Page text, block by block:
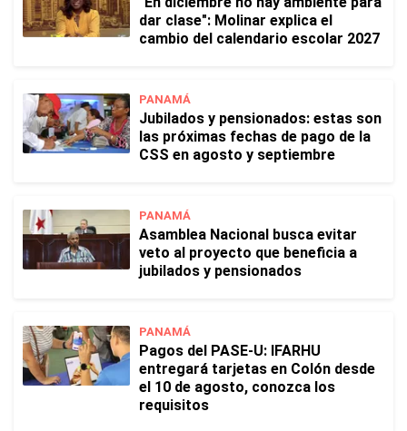
dar clase": Molinar explica el
cambio del calendario escolar 2027
PANAMÁ
Jubilados y pensionados: estas son
las próximas fechas de pago de la
CSS en agosto y septiembre
PANAMÁ
Asamblea Nacional busca evitar
veto al proyecto que beneficia a
jubilados y pensionados
PANAMÁ
Pagos del PASE-U: IFARHU
entregará tarjetas en Colón desde
el 10 de agosto, conozca los
requisitos